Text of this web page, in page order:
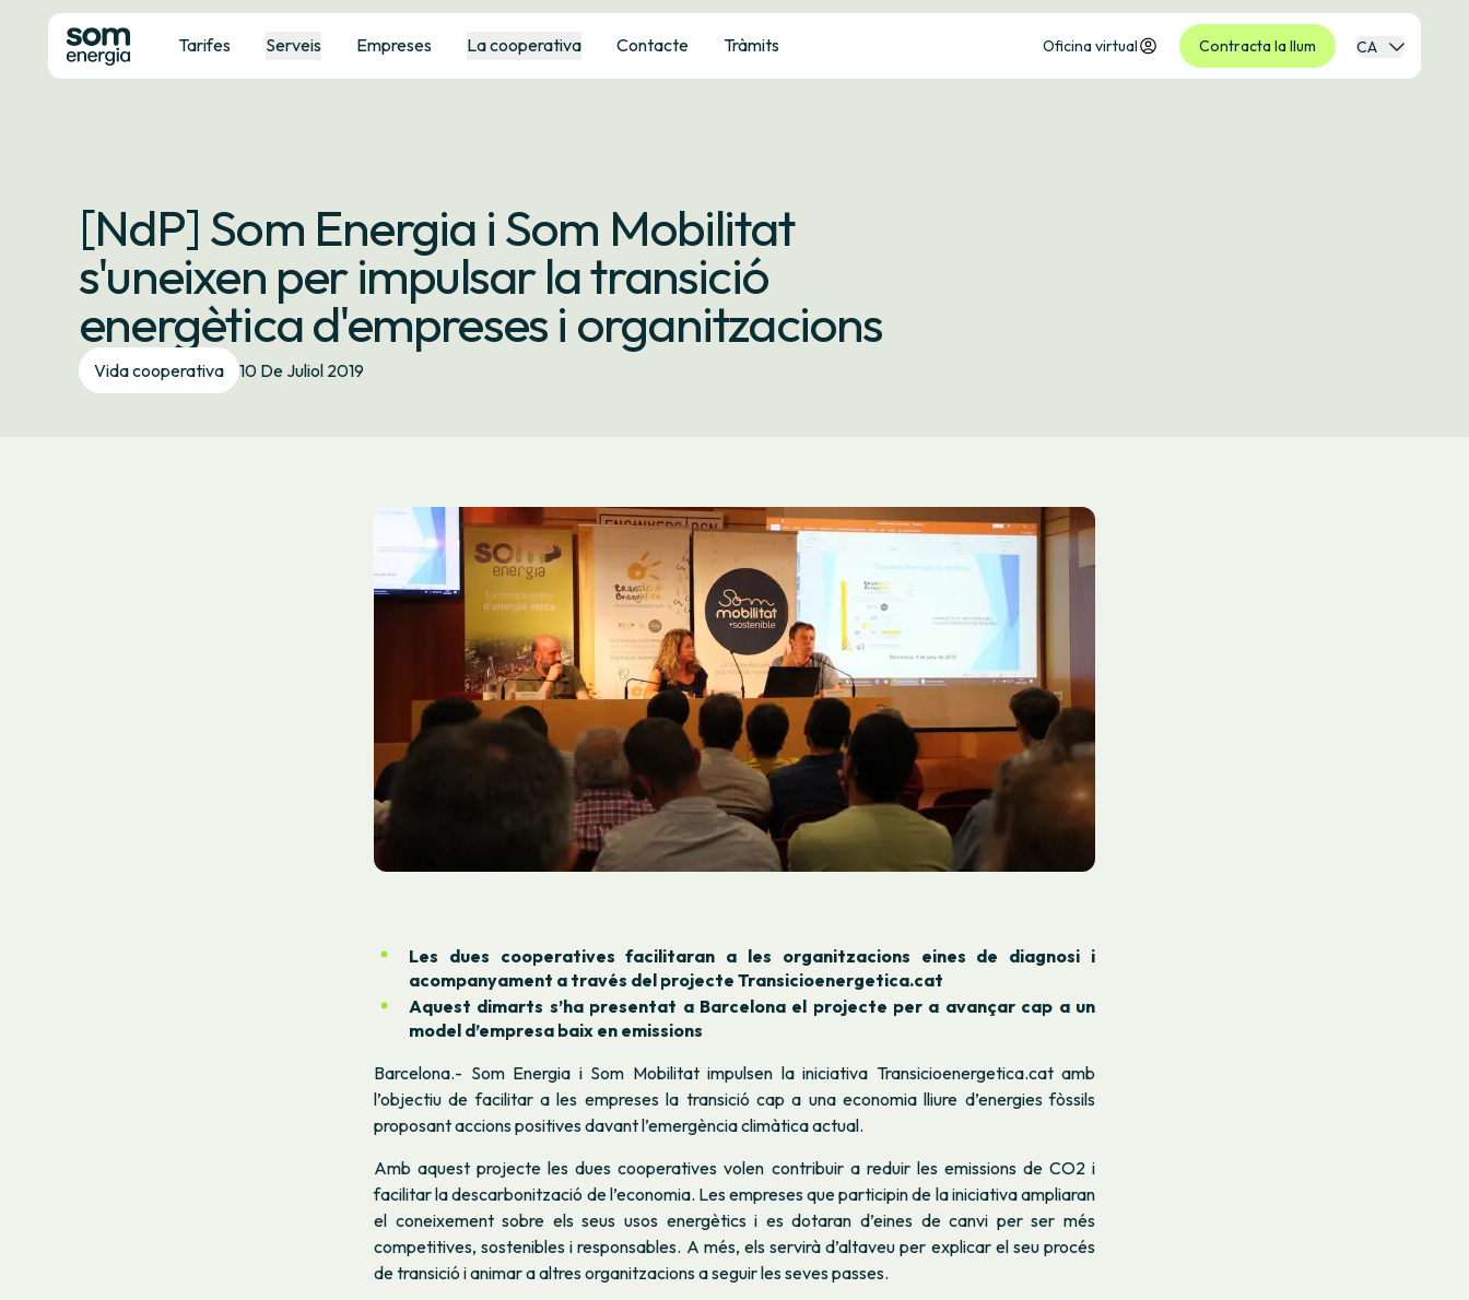
Tarifes Serveis Empreses La cooperativa Contacte Tràmits Oficina virtual Contracta la llum CA
[NdP] Som Energia i Som Mobilitat
s'uneixen per impulsar la transició
energètica d'empreses i organitzacions
Vida cooperativa 10 De Juliol 2019
Les dues cooperatives facilitaran a les organitzacions eines de diagnosi i
acompanyament a través del projecte Transicioenergetica.cat
Aquest dimarts s’ha presentat a Barcelona el projecte per a avançar cap a un
model d’empresa baix en emissions
Barcelona.- Som Energia i Som Mobilitat impulsen la iniciativa Transicioenergetica.cat amb
l’objectiu de facilitar a les empreses la transició cap a una economia lliure d’energies fòssils
proposant accions positives davant l’emergència climàtica actual.
Amb aquest projecte les dues cooperatives volen contribuir a reduir les emissions de CO2 i
facilitar la descarbonització de l’economia. Les empreses que participin de la iniciativa ampliaran
el coneixement sobre els seus usos energètics i es dotaran d’eines de canvi per ser més
competitives, sostenibles i responsables. A més, els servirà d’altaveu per explicar el seu procés
de transició i animar a altres organitzacions a seguir les seves passes.